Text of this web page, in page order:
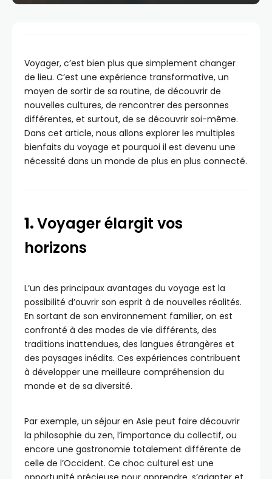
Voyager, c’est bien plus que simplement changer
de lieu. C’est une expérience transformative, un
moyen de sortir de sa routine, de découvrir de
nouvelles cultures, de rencontrer des personnes
différentes, et surtout, de se découvrir soi-même.
Dans cet article, nous allons explorer les multiples
bienfaits du voyage et pourquoi il est devenu une
nécessité dans un monde de plus en plus connecté.
1.Voyager élargit vos
horizons
L’un des principaux avantages du voyage est la
possibilité d’ouvrir son esprit à de nouvelles réalités.
En sortant de son environnement familier, on est
confronté à des modes de vie différents, des
traditions inattendues, des langues étrangères et
des paysages inédits. Ces expériences contribuent
à développer une meilleure compréhension du
monde et de sa diversité.
Par exemple, un séjour en Asie peut faire découvrir
la philosophie du zen, l’importance du collectif, ou
encore une gastronomie totalement différente de
celle de l’Occident. Ce choc culturel est une